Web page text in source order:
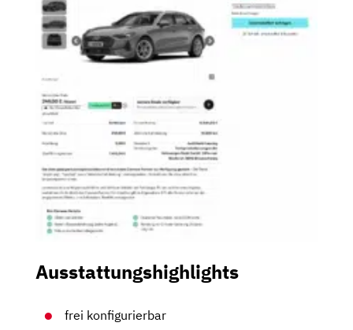
Ausstattungshighlights
frei konfigurierbar